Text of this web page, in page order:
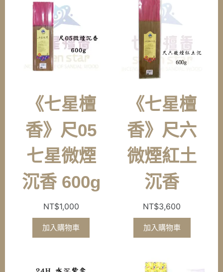
《七星檀
香》尺05
七星微煙
沉香 600g
NT$1,000
加入購物車
《七星檀
香》尺六
微煙紅土
沉香
NT$3,600
加入購物車